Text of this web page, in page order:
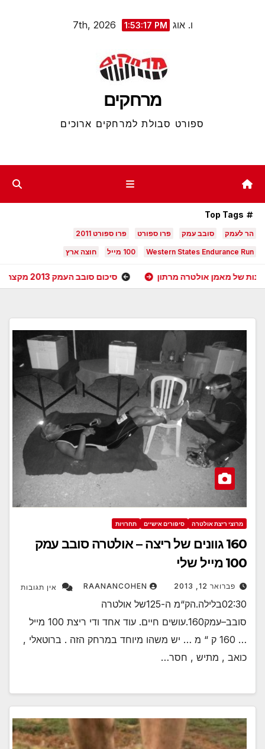
ו. אוג 7th, 2026 1:53:18 PM
מרחקים
ספורט סבולת למרחקים ארוכים
Top Tags
הר לעמק סובב עמק פרו ספורט פרו ספורט 2011
Western States Endurance Run 100 מייל חוצה ארץ
סיכום סובב העמק 2013 מקצה ה-100 אולטרה מרתון
מרוצי ריצת אולטרה סיפורים אישיים תחרויות
160 גוונים של ריצה – אולטרה סובב עמק
100 מייל שלי
פברואר 12, 2013 RAANANCOHEN אין תגובות
02:30בלילה.הק“מ ה-125של אולטרה
סובב–עמק160.עושים חיים. עוד אחד ודי ריצת 100 מייל
… 160 ק “ מ … יש משהו מיוחד במרחק הזה . ברוטאלי ,
כואב , מתיש , חסר…